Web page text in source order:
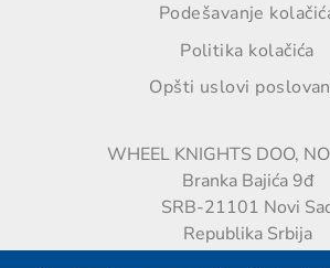
Podešavanje
Politika kolačića
Opšti uslovi
WHEEL KNIGHTS DOO,
Branka Bajića 9đ
SRB-21101 Novi
Republika Srbija